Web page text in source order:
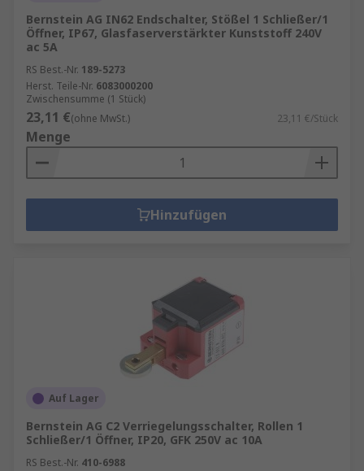
Bernstein AG IN62 Endschalter, Stößel 1 Schließer/1
Öffner, IP67, Glasfaserverstärkter Kunststoff 240V
ac 5A
RS Best.-Nr. 189-5273
Herst. Teile-Nr. 6083000200
Zwischensumme (1 Stück)
23,11 €(ohne MwSt.) 23,11 €/Stück
Menge
Hinzufügen
Auf Lager
Bernstein AG C2 Verriegelungsschalter, Rollen 1
Schließer/1 Öffner, IP20, GFK 250V ac 10A
RS Best.-Nr. 410-6988